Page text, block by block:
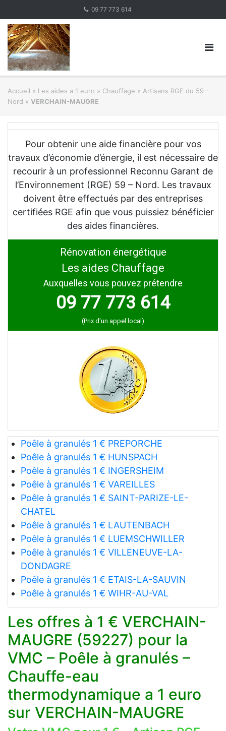
content
09 77 773 614
Accueil » Les aides a 1 euro » Chauffage » Artisans RGE du 59 -
Nord » VERCHAIN-MAUGRE
Pour obtenir une aide financière pour vos
travaux d’économie d’énergie, il est nécessaire de
recourir à un professionnel Reconnu Garant de
l’Environnement (RGE) 59 – Nord. Les travaux
doivent être effectués par des entreprises
certifiées RGE afin que vous puissiez bénéficier
des aides financières.
Rénovation énergétique
Les aides Chauffage
Auxquelles vous pouvez prétendre
09 77 773 614
(Prix d'un appel local)
Poêle à granulés 1 € PREPORCHE
Poêle à granulés 1 € HUNSPACH
Poêle à granulés 1 € INGERSHEIM
Poêle à granulés 1 € VAREILLES
Poêle à granulés 1 € SAINT-PARIZE-LE-
CHATEL
Poêle à granulés 1 € LAUTENBACH
Poêle à granulés 1 € LUEMSCHWILLER
Poêle à granulés 1 € VILLENEUVE-LA-
DONDAGRE
Poêle à granulés 1 € ETAIS-LA-SAUVIN
Poêle à granulés 1 € WIHR-AU-VAL
Les offres à 1 € VERCHAIN-
MAUGRE (59227) pour la
VMC – Poêle à granulés –
Chauffe-eau
thermodynamique a 1 euro
sur VERCHAIN-MAUGRE